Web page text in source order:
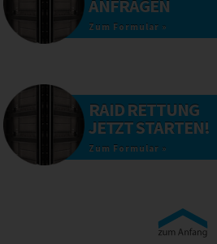
ANFRAGEN
Zum Formular »
RAID RETTUNG
JETZT STARTEN!
Zum Formular »